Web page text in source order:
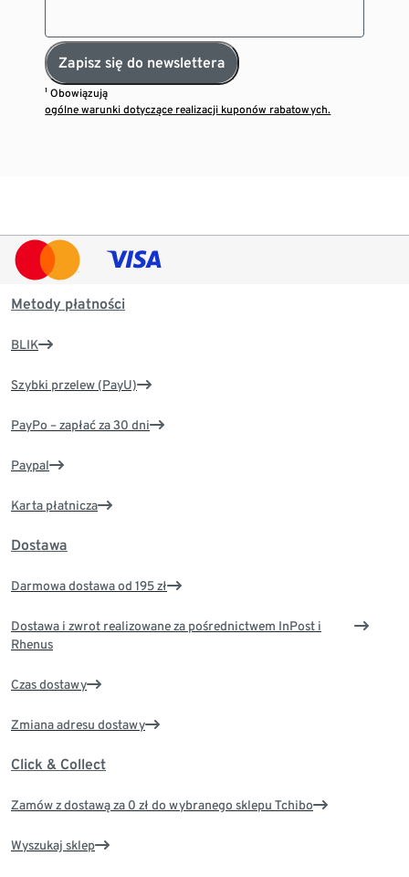
Zapisz się do newslettera
¹ Obowiązują
ogólne warunki dotyczące realizacji kuponów rabatowych.
Metody płatności
BLIK
Szybki przelew (PayU)
PayPo – zapłać za 30 dni
Paypal
Karta płatnicza
Dostawa
Darmowa dostawa od 195 zł
Dostawa i zwrot realizowane za pośrednictwem InPost i
Rhenus
Czas dostawy
Zmiana adresu dostawy
Click & Collect
Zamów z dostawą za 0 zł do wybranego sklepu Tchibo
Wyszukaj sklep